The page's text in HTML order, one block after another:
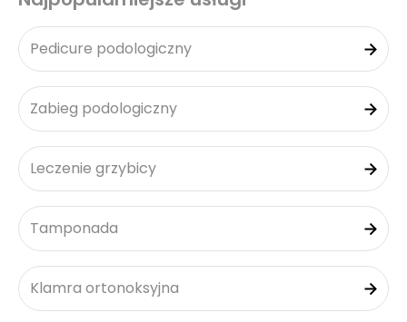
Pedicure podologiczny
Zabieg podologiczny
Leczenie grzybicy
Tamponada
Klamra ortonoksyjna